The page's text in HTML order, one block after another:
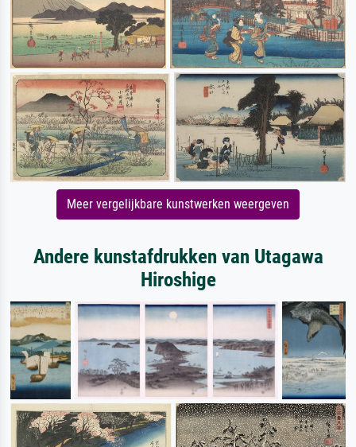
Meer vergelijkbare kunstwerken weergeven
Andere kunstafdrukken van Utagawa
Hiroshige